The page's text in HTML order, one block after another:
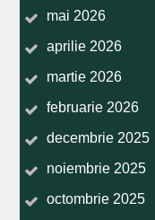
mai 2026
aprilie 2026
martie 2026
februarie 2026
decembrie 2025
noiembrie 2025
octombrie 2025